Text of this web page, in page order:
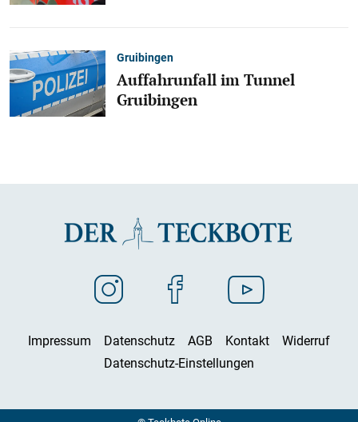
Gruibingen
Auffahrunfall im Tunnel
Gruibingen
Impressum Datenschutz AGB Kontakt
Widerruf
Datenschutz-Einstellungen